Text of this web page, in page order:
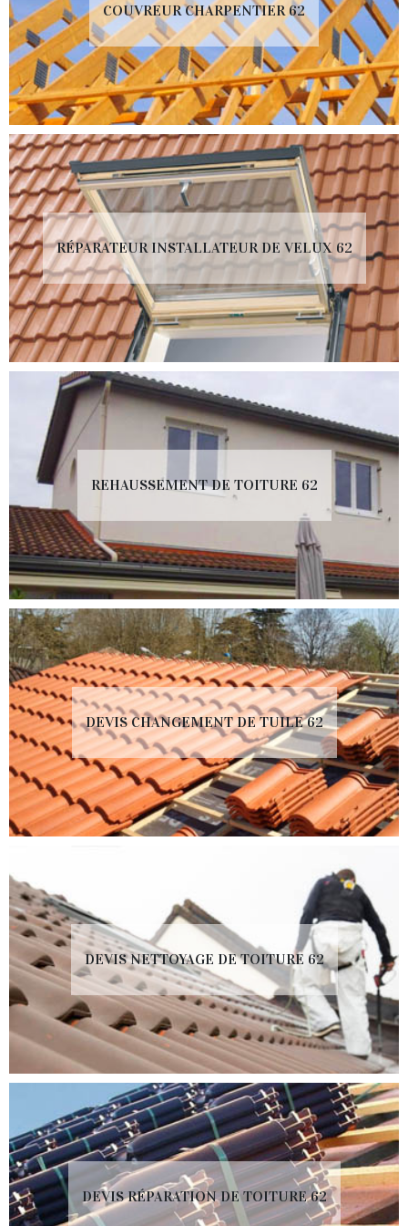
COUVREUR CHARPENTIER 62
RÉPARATEUR INSTALLATEUR DE VELUX 62
REHAUSSEMENT DE TOITURE 62
DEVIS CHANGEMENT DE TUILE 62
DEVIS NETTOYAGE DE TOITURE 62
DEVIS RÉPARATION DE TOITURE 62